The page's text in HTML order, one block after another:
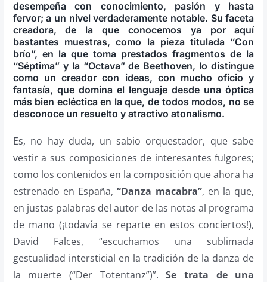
desempeña con conocimiento, pasión y hasta
fervor; a un nivel verdaderamente notable. Su faceta
creadora, de la que conocemos ya por aquí
bastantes muestras, como la pieza titulada “Con
brío”, en la que toma prestados fragmentos de la
“Séptima” y la “Octava” de Beethoven, lo distingue
como un creador con ideas, con mucho oficio y
fantasía, que domina el lenguaje desde una óptica
más bien ecléctica en la que, de todos modos, no se
desconoce un resuelto y atractivo atonalismo.
Es, no hay duda, un sabio orquestador, que sabe
vestir a sus composiciones de interesantes fulgores;
como los contenidos en la composición que ahora ha
estrenado en España,“Danza macabra”, en la que,
en justas palabras del autor de las notas al programa
de mano (¡todavía se reparte en estos conciertos!),
David Falces, “escuchamos una sublimada
gestualidad intersticial en la tradición de la danza de
la muerte (“Der Totentanz”)”.Se trata de una